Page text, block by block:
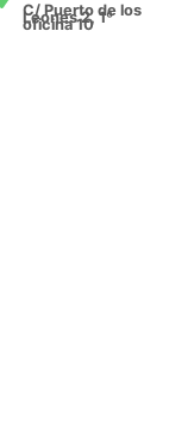
C/ Puerto de los
Leones 2, 1º
oficina 10